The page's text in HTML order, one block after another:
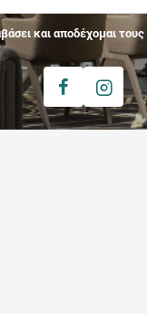
και αποδέχομαι τους